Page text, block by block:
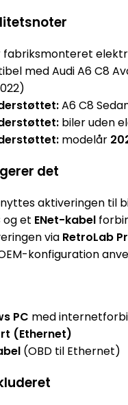
med Audi A6 C8
A6 C8
biler uden
modelår
det
aktiveringen til
og et ENet-kabel
via RetroLab
konfiguration
PC med
(Ethernet)
(OBD til Ethernet)